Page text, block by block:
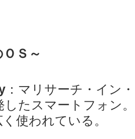
Ｓ～
：マリサーチ・イン
したスマートフォン
使われている。